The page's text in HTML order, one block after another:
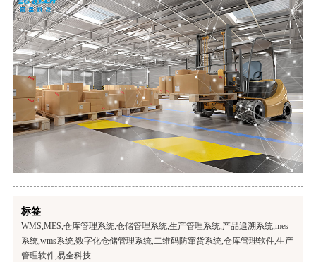
标签
WMS,MES,仓库管理系统,仓储管理系统,生产管理系统,产品追溯系统,mes
系统,wms系统,数字化仓储管理系统,二维码防窜货系统,仓库管理软件,生产
管理软件,易全科技